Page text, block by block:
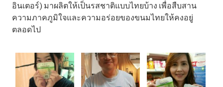
อินเตอร์) มาผลิตให้เป็นรสชาติแบบไทยบ้าง เพื่อสืบสาน
ความภาคภูมิใจและความอร่อยของขนมไทยให้คงอยู่
ตลอดไป